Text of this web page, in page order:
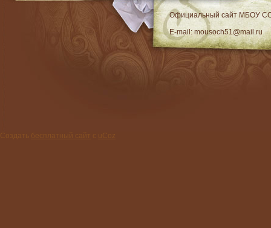
Официальный сайт МБОУ
E-mail: mousoch51@mail.ru
RSS
Создать бесплатный сайт с uCoz